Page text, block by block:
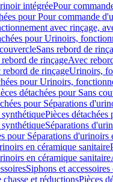
intégréePour
pour Pour commande
avec rinçage,
pour Urinoirs,
Sans rebord de
de rinçageAvec
rebord de rinçageUrinoirs,
pour Urinoirs,
détachées pour Sans
pour Séparations
Pièces détachées
Séparations
pour Séparations d'urinoirs
en céramique sanitaire
en céramique sanitaire
Siphons et
chasse et réductionsPièces